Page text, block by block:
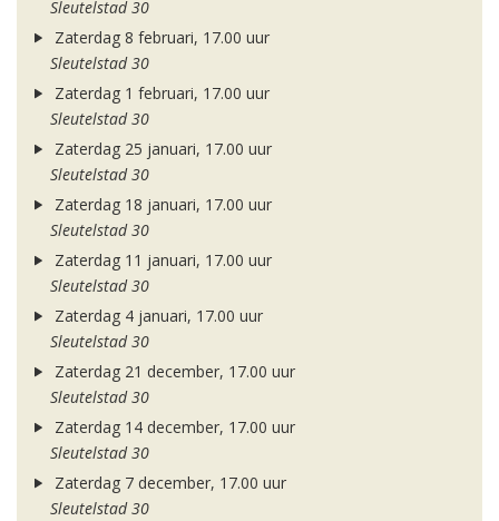
Sleutelstad 30
Zaterdag 8 februari, 17.00 uur
Sleutelstad 30
Zaterdag 1 februari, 17.00 uur
Sleutelstad 30
Zaterdag 25 januari, 17.00 uur
Sleutelstad 30
Zaterdag 18 januari, 17.00 uur
Sleutelstad 30
Zaterdag 11 januari, 17.00 uur
Sleutelstad 30
Zaterdag 4 januari, 17.00 uur
Sleutelstad 30
Zaterdag 21 december, 17.00 uur
Sleutelstad 30
Zaterdag 14 december, 17.00 uur
Sleutelstad 30
Zaterdag 7 december, 17.00 uur
Sleutelstad 30